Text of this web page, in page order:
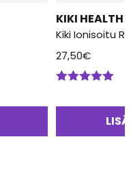
KIKI HEALTH
Kiki Ionisoitu
27,50€